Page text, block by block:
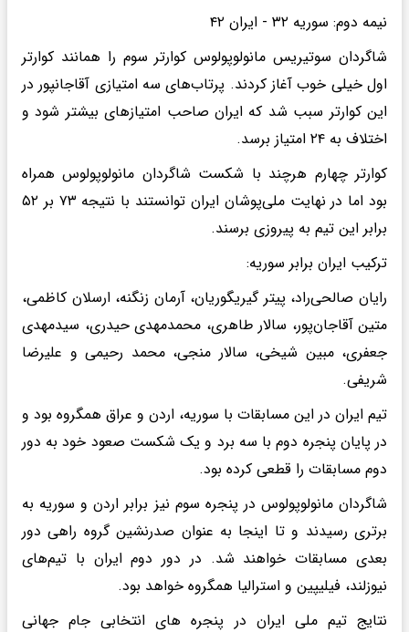
نیمه دوم: سوریه ۳۲ - ایران ۴۲
شاگردان سوتیریس مانولوپولوس کوارتر سوم را همانند کوارتر
اول خیلی خوب آغاز کردند. پرتاب‌های سه امتیازی آقاجانپور در
این کوارتر سبب شد که ایران صاحب امتیازهای بیشتر شود و
اختلاف به ۲۴ امتیاز برسد.
کوارتر چهارم هرچند با شکست شاگردان مانولوپولوس همراه
بود اما در نهایت ملی‌پوشان ایران توانستند با نتیجه ۷۳ بر ۵۲
برابر این تیم به پیروزی برسند.
ترکیب ایران برابر سوریه:
رایان صالحی‌راد، پیتر گیریگوریان، آرمان زنگنه، ارسلان کاظمی،
متین آقاجان‌پور، سالار طاهری، محمدمهدی حیدری، سیدمهدی
جعفری، مبین شیخی، سالار منجی، محمد رحیمی و علیرضا
شریفی.
تیم ایران در این مسابقات با سوریه، اردن و عراق همگروه بود و
در پایان پنجره دوم با سه برد و یک شکست صعود خود به دور
دوم مسابقات را قطعی کرده بود.
شاگردان مانولوپولوس در پنجره سوم نیز برابر اردن و سوریه به
برتری رسیدند و تا اینجا به عنوان صدرنشین گروه راهی دور
بعدی مسابقات خواهند شد. در دور دوم ایران با تیم‌های
نیوزلند، فیلیپین و استرالیا همگروه خواهد بود.
نتایج تیم ملی ایران در پنجره ‌های انتخابی جام جهانی